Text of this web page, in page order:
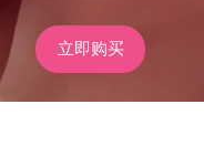
立即购买
红光疗法
加拿大